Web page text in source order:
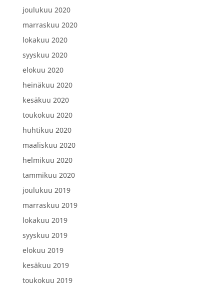
joulukuu 2020
marraskuu 2020
lokakuu 2020
syyskuu 2020
elokuu 2020
heinäkuu 2020
kesäkuu 2020
toukokuu 2020
huhtikuu 2020
maaliskuu 2020
helmikuu 2020
tammikuu 2020
joulukuu 2019
marraskuu 2019
lokakuu 2019
syyskuu 2019
elokuu 2019
kesäkuu 2019
toukokuu 2019